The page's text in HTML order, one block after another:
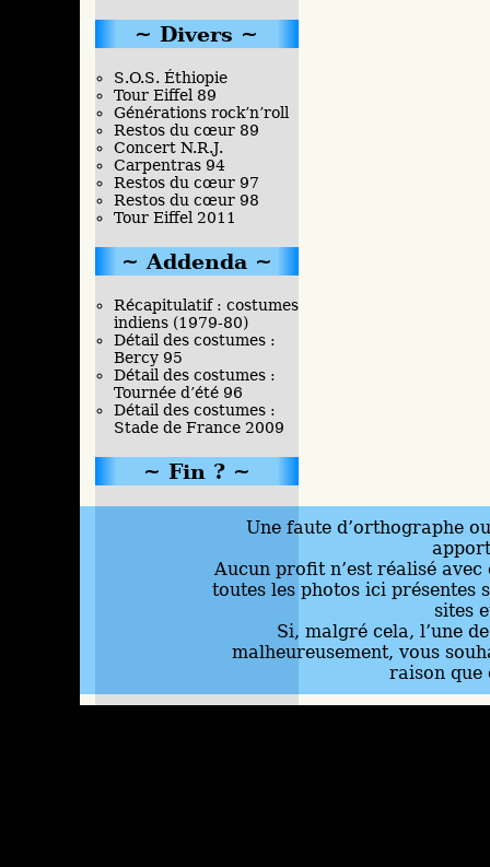
Divers
S.O.S. Éthiopie
Tour Eiffel 89
Générations rock’n’roll
Restos du cœur 89
Concert N.R.J.
Carpentras 94
Restos du cœur 97
Restos du cœur 98
Tour Eiffel 2011
Addenda
Récapitulatif : costumes
indiens (1979-80)
Détail des costumes :
Bercy 95
Détail des costumes :
Tournée d’été 96
Détail des costumes :
Stade de France 2009
Fin ?
Une faute d’orthographe
Aucun profit n’est réalisé
toutes les photos ici présentes
sites
Si, malgré cela, l’une
malheureusement, vous
raison que